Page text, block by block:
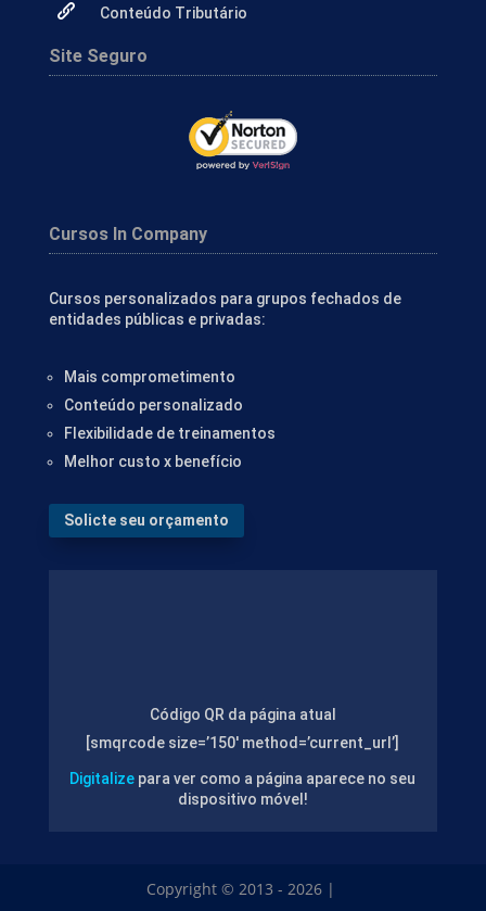
Conteúdo Tributário
Site Seguro
Cursos In Company
Cursos personalizados para grupos fechados de
entidades públicas e privadas:
Mais comprometimento
Conteúdo personalizado
Flexibilidade de treinamentos
Melhor custo x benefício
Solicte seu orçamento
Código QR da página atual
[smqrcode size=’150′ method=’current_url’]
Digitalize para ver como a página aparece no seu
dispositivo móvel!
Copyright © 2013 - 2026 |